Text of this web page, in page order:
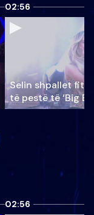
02:56
Selin shpallet
të pestë të ‘Big
02:56